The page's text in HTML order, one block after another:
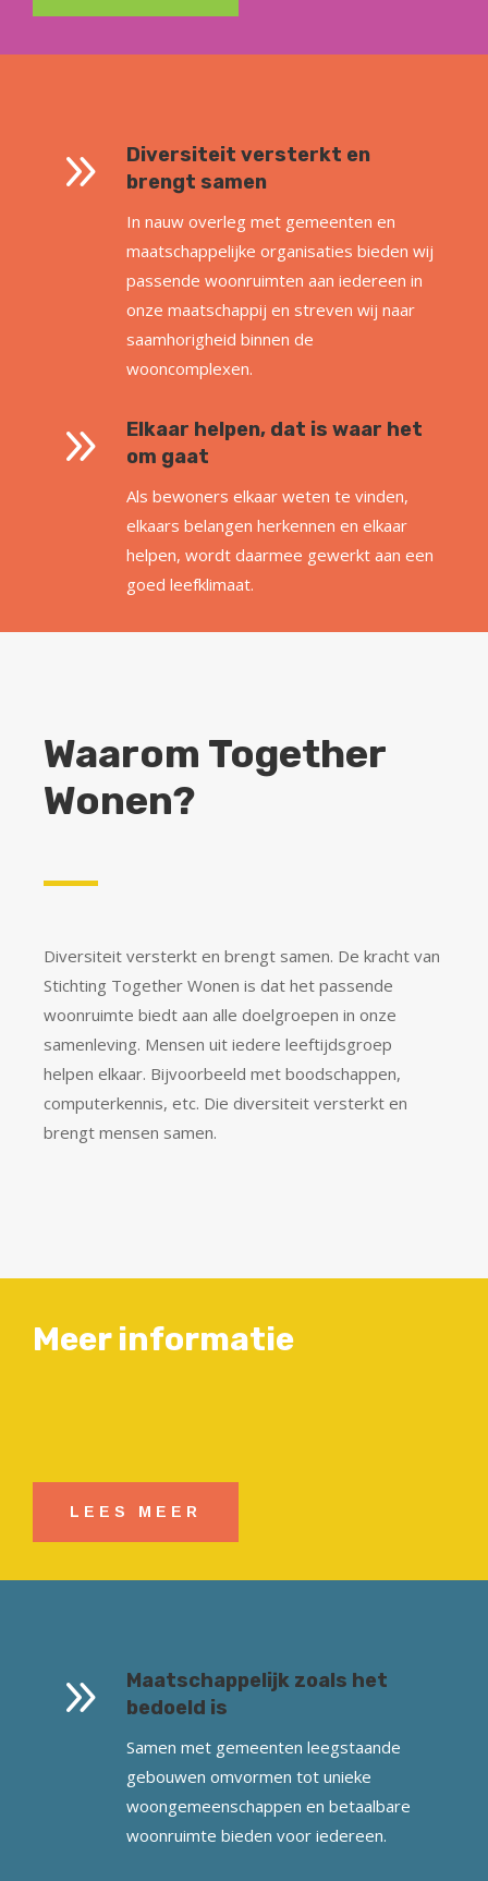
9
Diversiteit versterkt en
brengt samen
In nauw overleg met gemeenten en
maatschappelijke organisaties bieden wij
passende woonruimten aan iedereen in
onze maatschappij en streven wij naar
saamhorigheid binnen de
wooncomplexen.
9
Elkaar helpen, dat is waar het
om gaat
Als bewoners elkaar weten te vinden,
elkaars belangen herkennen en elkaar
helpen, wordt daarmee gewerkt aan een
goed leefklimaat.
Waarom Together
Wonen?
Diversiteit versterkt en brengt samen. De kracht van
Stichting Together Wonen is dat het passende
woonruimte biedt aan alle doelgroepen in onze
samenleving. Mensen uit iedere leeftijdsgroep
helpen elkaar. Bijvoorbeeld met boodschappen,
computerkennis, etc. Die diversiteit versterkt en
brengt mensen samen.
Meer informatie
LEES MEER
9
Maatschappelijk zoals het
bedoeld is
Samen met gemeenten leegstaande
gebouwen omvormen tot unieke
woongemeenschappen en betaalbare
woonruimte bieden voor iedereen.